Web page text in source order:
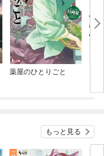
薬屋のひとりごと
神
もっと見る